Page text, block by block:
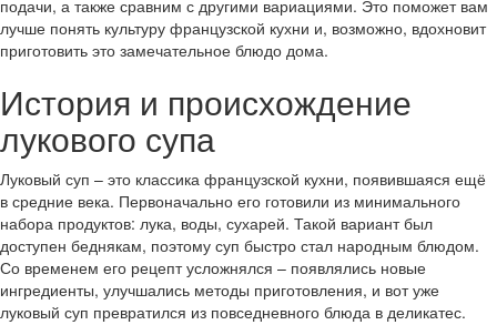
подачи, а также сравним с другими вариациями. Это поможет вам
лучше понять культуру французской кухни и, возможно, вдохновит
приготовить это замечательное блюдо дома.
История и происхождение
лукового супа
Луковый суп – это классика французской кухни, появившаяся ещё
в средние века. Первоначально его готовили из минимального
набора продуктов: лука, воды, сухарей. Такой вариант был
доступен беднякам, поэтому суп быстро стал народным блюдом.
Со временем его рецепт усложнялся – появлялись новые
ингредиенты, улучшались методы приготовления, и вот уже
луковый суп превратился из повседневного блюда в деликатес.